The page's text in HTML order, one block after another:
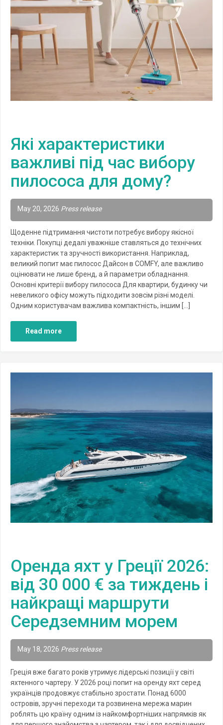
Які характеристики
важливі під час вибору
пилососа для дому?
May 20, 2026 Press release
Щоденне підтримання чистоти потребує вибору якісної
техніки. Покупці дедалі уважніше ставляться до технічних
характеристик та зручності використання. Наприклад,
великий попит має пилосос Дайсон в COMFY, але важливо
оцінювати не лише бренд, а й параметри обладнання.
Основні критерії вибору пилососа Для квартири, будинку чи
невеликого офісу можуть підходити зовсім різні моделі.
Одним користувачам важлива компактність, іншим […]
Read more
Оренда яхт у Греції 2026:
від 30 000 € за тиждень і
найкращі маршрути
Середземним морем
May 18, 2026 Press release
Греція вже багато років утримує лідерські позиції у світі
яхтенного чартеру. У 2026 році попит на оренду яхт серед
українців продовжує стабільно зростати. Понад 6000
островів, зручні переходи та розвинена мережа марин
роблять цю країну одним із найкомфортніших напрямків як